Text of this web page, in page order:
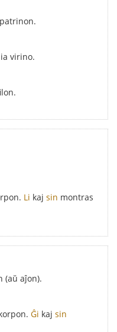
virino.
Li kaj sin montras
(aŭ aĵon).
Ĝi kaj sin